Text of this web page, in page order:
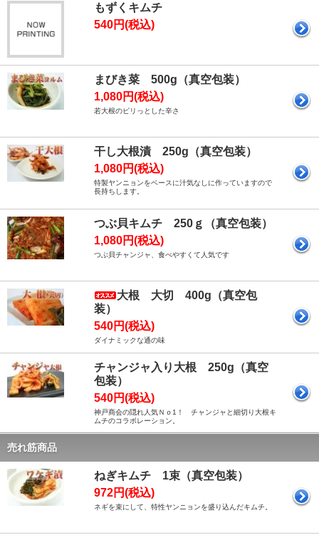
もずくキムチ
540円(税込)
まびき菜 500g（真空包装）
1,080円(税込)
若大根のピリっとした辛さ
干し大根漬 250g（真空包装）
1,080円(税込)
特製ヤンニョンをベースに汁気なしに作っていますので
長持ちします。
つぶ貝キムチ 250ｇ（真空包装）
1,080円(税込)
つぶ貝チャンジャ、食べやすくて人気です
大根 大切 400g（真空包
装）
540円(税込)
ダイナミックな通の味
チャンジャ入り大根 250g（真空
包装）
540円(税込)
神戸商会の隠れ人気Ｎｏ1！ チャンジャと細切り大根キ
ムチのコラボレーション。
売れ筋商品
ねぎキムチ 1束（真空包装）
972円(税込)
ネギを束にして、特性ヤンニョンを盛り込んだキムチ。